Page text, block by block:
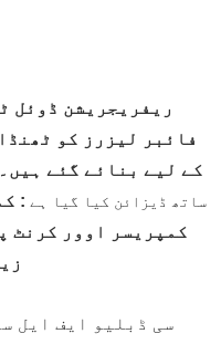
کے لیے بنائے گئے
ساتھ ڈیزائن کیا گیا ہے :
کمپریسر اوور کرنٹ
سی ڈبلیو ایف ایل